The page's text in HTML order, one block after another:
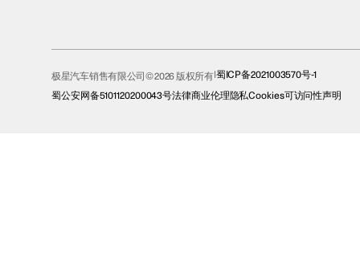
极星汽车销售有限公司© 2026 版权所有 蜀ICP备2021003570号-1
蜀公安网备5101120200043号法律商业伦理 隐私Cookies可访问性声明